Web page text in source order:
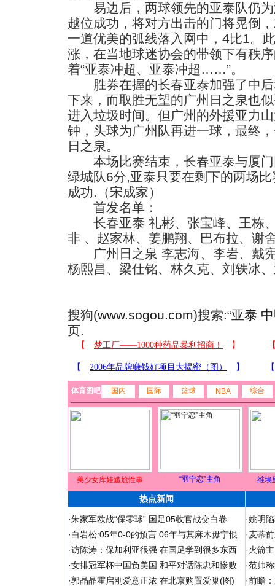
易边后，两球领先的亚泰队仍为
越位成功，将对方出击的门将晃倒
一道优美的弧线落入网中，4比1。
涨，在当地球迷协会的带领下有秩
着“亚泰冲超、亚泰冲超……”。
胜券在握的长春亚泰加强了中后
下来，而取胜无望的广州日之泉也
进入垃圾时间。但广州的外援亚力
钟，头球为广州队再进一球，最终
日之泉。
本场比赛结束，长春亚泰与厦门
绿城队6分,亚泰只要在剩下的两场
成功.（宋成家）
首发名单：
长春亚泰 礼彬、张宝峰、王栋
非 、赵家林、姜鹏翔、巴布拉、谢
广州日之泉 李志海、李岩、戴
杨熙昌、梁仕铭、林久克、刘轶冰
搜狗(www.sogou.com)搜索:“亚泰
页.
体育图吧 国内 国际 篮球 NBA 综合
美少女库娃尴尬性事 “羽宁恋”主角 维埃
热点新闻
·朱家军欧战“保零球” 国足05收官战交白卷
·白岩松:05年0-0的预言 06年与其麻木毋宁恨
·访陈涛：保加利亚很强 在国足学到很多东西
·女排冠军杯中国负美国 和平对话陈忠和惨败
·郭晶晶霍启刚爱意正浓 在北京购置爱巢(图)
·姚明
·麦蒂
·火箭
·范帅
·前瞻